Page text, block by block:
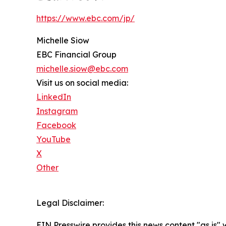
https://www.ebc.com/jp/
Michelle Siow
EBC Financial Group
michelle.siow@ebc.com
Visit us on social media:
LinkedIn
Instagram
Facebook
YouTube
X
Other
Legal Disclaimer: